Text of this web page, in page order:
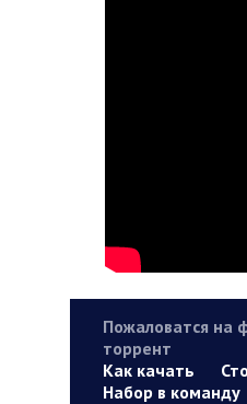
Пожаловатся на
торрент
Как качать
Набор в команду